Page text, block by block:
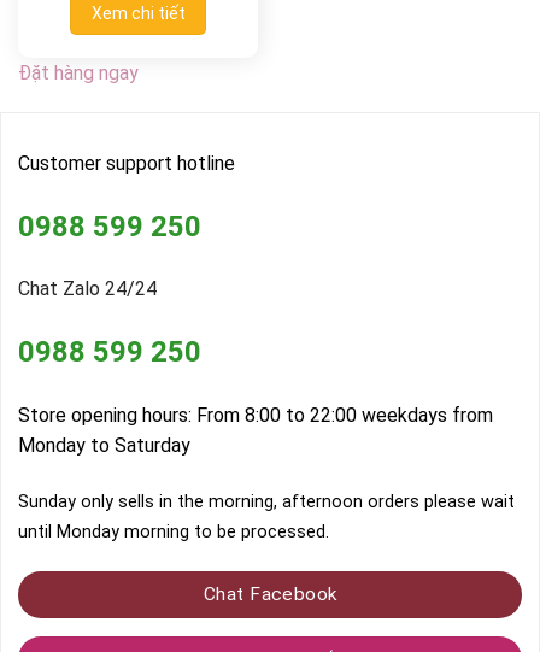
Xem chi tiết
Đặt hàng ngay
Customer support hotline
0988 599 250
Chat Zalo 24/24
0988 599 250
Store opening hours: From 8:00 to 22:00 weekdays from
Monday to Saturday
Sunday only sells in the morning, afternoon orders please wait
until Monday morning to be processed.
Chat Facebook